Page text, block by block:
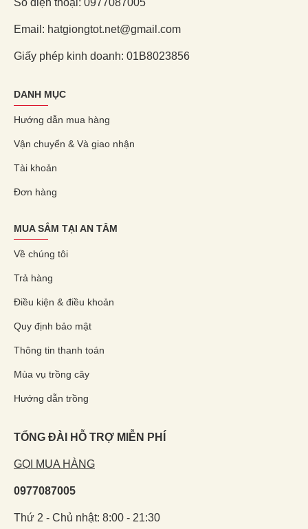
Số điện thoại: 0977087005
Email: hatgiongtot.net@gmail.com
Giấy phép kinh doanh: 01B8023856
DANH MỤC
Hướng dẫn mua hàng
Vận chuyển & Và giao nhận
Tài khoản
Đơn hàng
MUA SẮM TẠI AN TÂM
Về chúng tôi
Trả hàng
Điều kiện & điều khoản
Quy định bảo mật
Thông tin thanh toán
Mùa vụ trồng cây
Hướng dẫn trồng
TỔNG ĐÀI HỖ TRỢ MIỄN PHÍ
GỌI MUA HÀNG
0977087005
Thứ 2 - Chủ nhật: 8:00 - 21:30